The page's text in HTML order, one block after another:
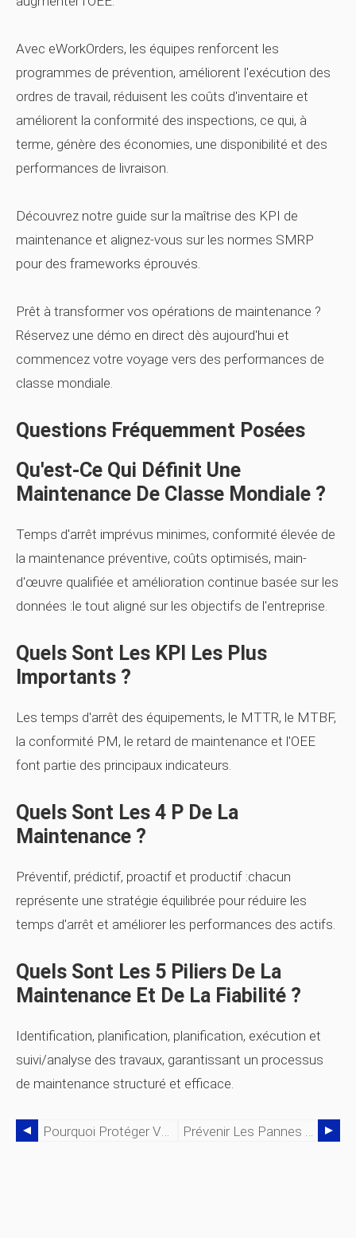
Avec eWorkOrders, les équipes renforcent les
programmes de prévention, améliorent l'exécution des
ordres de travail, réduisent les coûts d'inventaire et
améliorent la conformité des inspections, ce qui, à
terme, génère des économies, une disponibilité et des
performances de livraison.
Découvrez notre guide sur la maîtrise des KPI de
maintenance et alignez-vous sur les normes SMRP
pour des frameworks éprouvés.
Prêt à transformer vos opérations de maintenance ?
Réservez une démo en direct dès aujourd'hui et
commencez votre voyage vers des performances de
classe mondiale.
Questions Fréquemment Posées
Qu'est-Ce Qui Définit Une
Maintenance De Classe Mondiale ?
Temps d'arrêt imprévus minimes, conformité élevée de
la maintenance préventive, coûts optimisés, main-
d'œuvre qualifiée et amélioration continue basée sur les
données :le tout aligné sur les objectifs de l'entreprise.
Quels Sont Les KPI Les Plus
Importants ?
Les temps d'arrêt des équipements, le MTTR, le MTBF,
la conformité PM, le retard de maintenance et l'OEE
font partie des principaux indicateurs.
Quels Sont Les 4 P De La
Maintenance ?
Préventif, prédictif, proactif et productif :chacun
représente une stratégie équilibrée pour réduire les
temps d'arrêt et améliorer les performances des actifs.
Quels Sont Les 5 Piliers De La
Maintenance Et De La Fiabilité ?
Identification, planification, planification, exécution et
suivi/analyse des travaux, garantissant un processus
de maintenance structuré et efficace.
Pourquoi Protéger Vos Données De GMAO Est Essentiel :conseils D'experts Prévenir Les Pannes Silencieuses Des Eaux Usées :comment Un Logiciel De Gestion Des Actifs D'entreprise Met Fin À Un Chaos Coûteux